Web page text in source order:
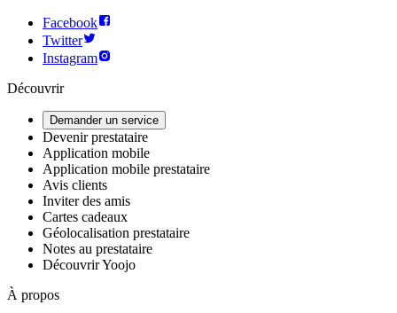
Facebook
Twitter
Instagram
Découvrir
Demander un service
Devenir prestataire
Application mobile
Application mobile prestataire
Avis clients
Inviter des amis
Cartes cadeaux
Géolocalisation prestataire
Notes au prestataire
Découvrir Yoojo
À propos